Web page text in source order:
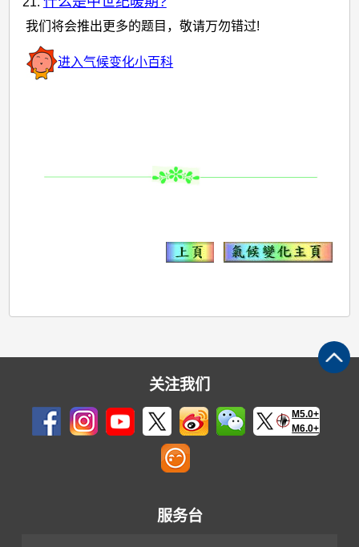
我们将会推出更多的题目，敬请万勿错过!
进入气候变化小百科
关注我们
M5.0+
M6.0+
服务台